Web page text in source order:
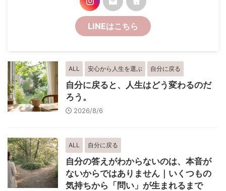
LINEはこちら
ALL 安心から人生を選ぶ 自分に戻る
自分に戻ると、人生はどう変わるのだ
ろう。
2026/8/6
ALL 自分に戻る
自分の答えがわからないのは、本音が
ないからではありません｜いくつもの
気持ちから「問い」が生まれるまで